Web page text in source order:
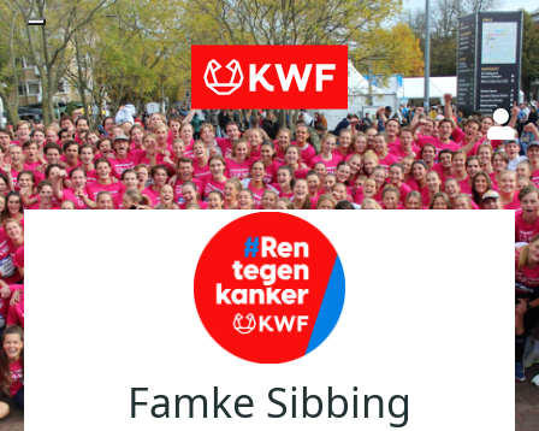
Famke Sibbing